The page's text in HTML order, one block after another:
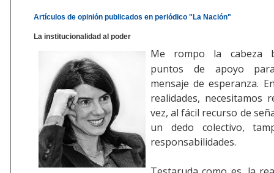
Artículos de opinión publicados en periódico "La Nación"
La institucionalidad al poder
Me rompo la cabeza
puntos de apoyo
mensaje de esperanza.
realidades, necesitamos
vez, al fácil recurso de
un dedo colectivo,
responsabilidades.